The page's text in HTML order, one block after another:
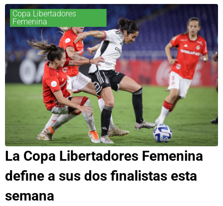
Copa Libertadores
Femenina
La Copa Libertadores Femenina
define a sus dos finalistas esta
semana